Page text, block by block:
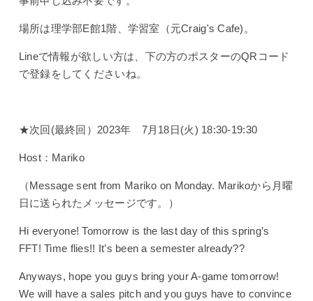
場所は理学部E館1階、学習室（元Craig's Cafe)。
Lineで情報が欲しい方は、下の方のポスターのQRコード
で登録をしてくださいね。
★次回(最終回）2023年 7月18日(火) 18:30-19:30
Host：Mariko
（Message sent from Mariko on Monday. Marikoから月曜
日に送られたメッセージです。）
Hi everyone! Tomorrow is the last day of this spring’s
FFT! Time flies!! It’s been a semester already??
Anyways, hope you guys bring your A-game tomorrow!
We will have a sales pitch and you guys have to convince